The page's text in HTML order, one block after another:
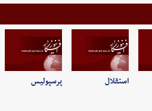
استقلال پرسپولیس